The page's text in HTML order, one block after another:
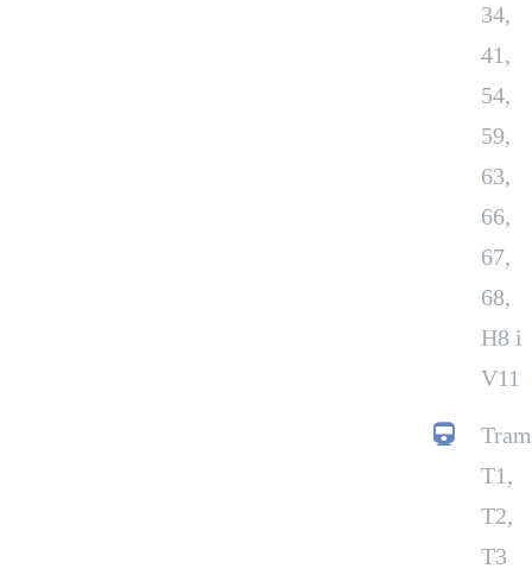
34,
41,
54,
59,
63,
66,
67,
68,
H8 i
V11
T1,
T2,
T3